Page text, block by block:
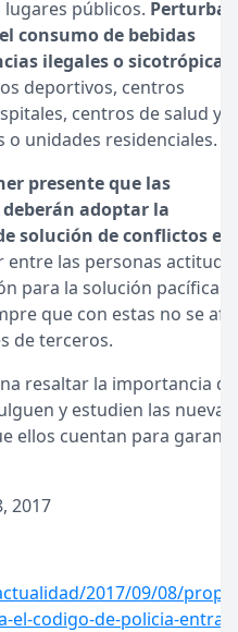
públicos.
consumo de bebidas
ilegales o sicotrópicas
deportivos, centros
centros de salud y
o unidades residenciales.
presente que las
adoptar la
solución de conflictos
entre las personas
para la solución pacífica
que con estas no se
de terceros.
resaltar la importancia
y estudien las nuevas
ellos cuentan para
2017
2017/09/08/
el-codigo-de-policia-entra-